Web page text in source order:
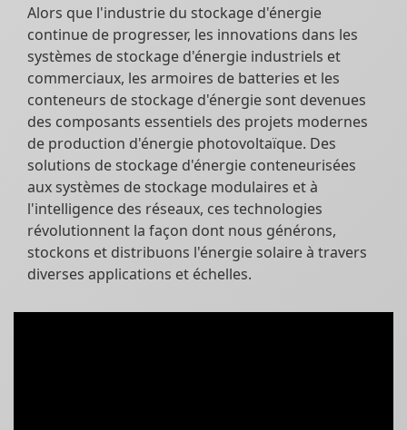
Alors que l'industrie du stockage d'énergie
continue de progresser, les innovations dans les
systèmes de stockage d'énergie industriels et
commerciaux, les armoires de batteries et les
conteneurs de stockage d'énergie sont devenues
des composants essentiels des projets modernes
de production d'énergie photovoltaïque. Des
solutions de stockage d'énergie conteneurisées
aux systèmes de stockage modulaires et à
l'intelligence des réseaux, ces technologies
révolutionnent la façon dont nous générons,
stockons et distribuons l'énergie solaire à travers
diverses applications et échelles.